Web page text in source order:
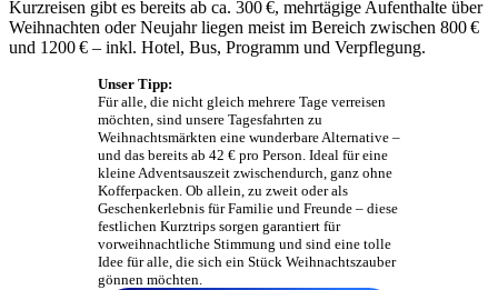
Kurzreisen gibt es bereits ab ca. 300 €, mehrtägige Aufenthalte über
Weihnachten oder Neujahr liegen meist im Bereich zwischen 800 €
und 1200 € – inkl. Hotel, Bus, Programm und Verpflegung.
Unser Tipp:
Für alle, die nicht gleich mehrere Tage verreisen
möchten, sind unsere Tagesfahrten zu
Weihnachtsmärkten eine wunderbare Alternative –
und das bereits ab 42 € pro Person. Ideal für eine
kleine Adventsauszeit zwischendurch, ganz ohne
Kofferpacken. Ob allein, zu zweit oder als
Geschenkerlebnis für Familie und Freunde – diese
festlichen Kurztrips sorgen garantiert für
vorweihnachtliche Stimmung und sind eine tolle
Idee für alle, die sich ein Stück Weihnachtszauber
gönnen möchten.